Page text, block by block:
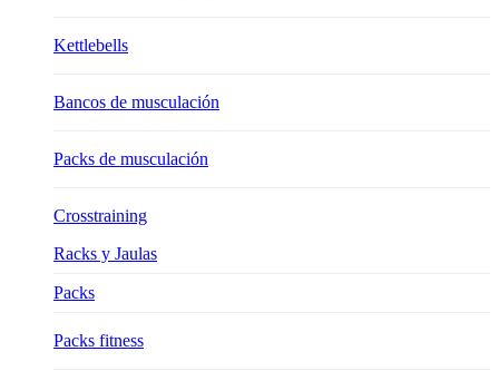
Kettlebells
Bancos de musculación
Packs de musculación
Crosstraining
Racks y Jaulas
Packs
Packs fitness